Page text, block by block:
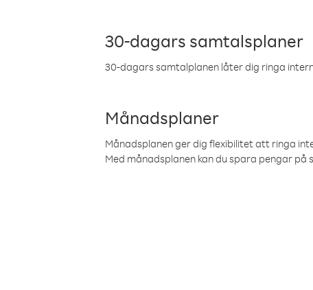
30-dagars samtalsplaner
30-dagars samtalplanen låter dig ringa
Månadsplaner
Månadsplanen ger dig flexibilitet att ringa
Med månadsplanen kan du spara pengar på